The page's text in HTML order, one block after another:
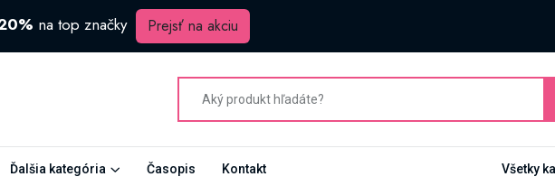
na top značky Prejsť na akciu
Ďalšia kategória Časopis Kontakt Všetky